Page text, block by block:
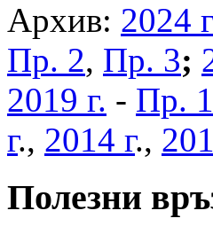
Архив: 2024
Пр. 2, Пр. 3;
2019 г. - Пр. 1
г., 2014 г.,
Полезни